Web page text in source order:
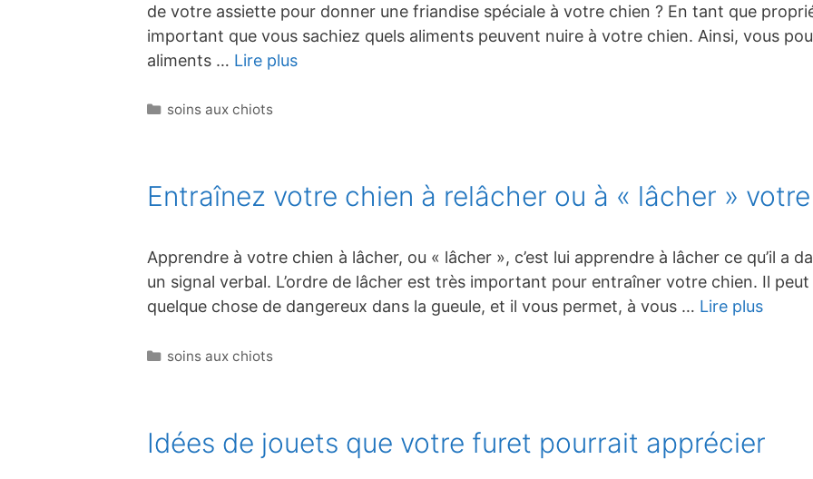
de votre assiette pour donner une friandise spéciale à votre chien ? En tant que
important que vous sachiez quels aliments peuvent nuire à votre chien. Ainsi, vous
aliments … Lire plus
Catégories
soins aux chiots
Entraînez votre chien à relâcher ou à « lâcher »
Apprendre à votre chien à lâcher, ou « lâcher », c’est lui apprendre à lâcher ce qu’il a
un signal verbal. L’ordre de lâcher est très important pour entraîner votre chien. Il
quelque chose de dangereux dans la gueule, et il vous permet, à vous … Lire plus
Catégories
soins aux chiots
Idées de jouets que votre furet pourrait apprécier